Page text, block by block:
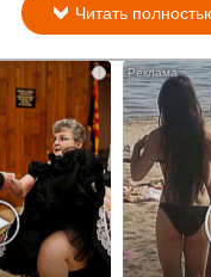
Читать